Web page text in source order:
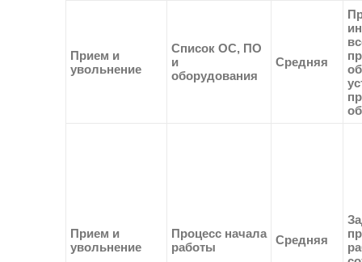
Прием и
увольнение
Список ОС, ПО
и
оборудования
Средняя
Прием и
увольнение
Процесс начала
работы
Средняя